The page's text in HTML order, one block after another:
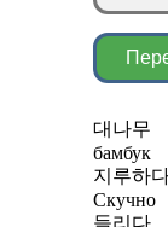
대나무
бамбук
지루하
Скучно
들리다